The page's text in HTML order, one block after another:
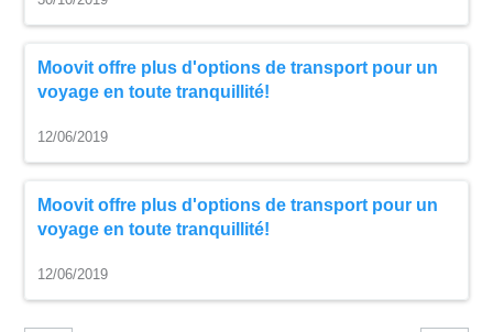
Moovit offre plus d'options de transport pour un
voyage en toute tranquillité!
12/06/2019
Moovit offre plus d'options de transport pour un
voyage en toute tranquillité!
12/06/2019